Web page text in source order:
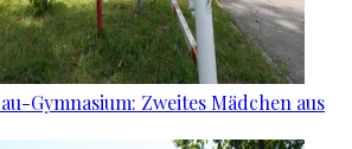
Gymnasium: Zweites Mädchen aus